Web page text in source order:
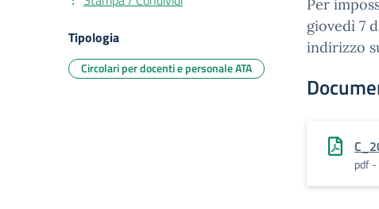
Per
giovedì 7
indirizzo
pdf
Tipologia
Circolari per docenti e personale ATA